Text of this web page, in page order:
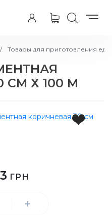
Товары для приготовления еды
СМ Х 100 М
ГРН